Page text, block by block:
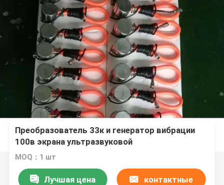
Преобразователь 33к и генератор вибрации
100в экрана ультразвуковой
MOQ：1 шт
Лучшая цена контактные